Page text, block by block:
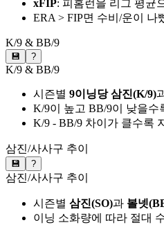
xFIP: 피홈런을 리그 평균
ERA > FIP면 수비/운이 나
K/9 & BB/9
💾 ?
K/9 & BB/9
시즌별 9이닝당 삼진(K/9)
K/9이 높고 BB/9이 낮을수
K/9 - BB/9 차이가 클수록
삼진/사사구 추이
💾 ?
삼진/사사구 추이
시즌별 삼진(SO)과 볼넷
이닝 소화량에 따라 절대